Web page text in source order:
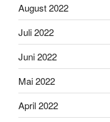
August 2022
Juli 2022
Juni 2022
Mai 2022
April 2022